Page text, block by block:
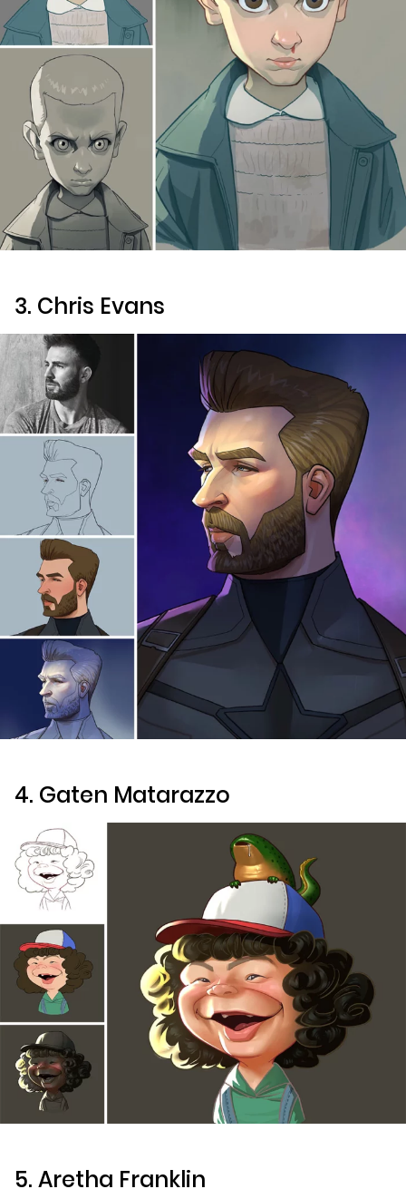
3. Chris Evans
4. Gaten Matarazzo
5. Aretha Franklin